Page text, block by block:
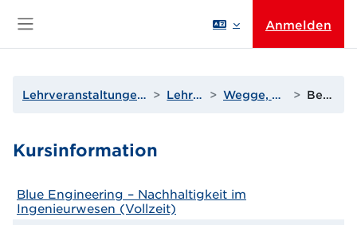
Anmelden
Lehrveranstaltungen der Wissenschaftsbereiche Lehrende U bis Z Wegge, Prof. Dr.-Ing. Robin Beschreibung
Kursinformation
Blue Engineering – Nachhaltigkeit im
Ingenieurwesen (Vollzeit)